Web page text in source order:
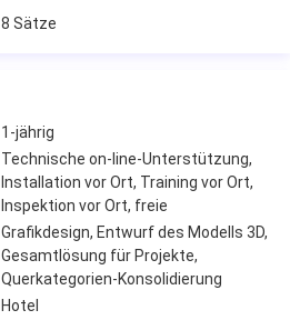
8 Sätze
1-jährig
Technische on-line-Unterstützung,
Installation vor Ort, Training vor Ort,
Inspektion vor Ort, freie
Grafikdesign, Entwurf des Modells 3D,
Gesamtlösung für Projekte,
Querkategorien-Konsolidierung
Hotel